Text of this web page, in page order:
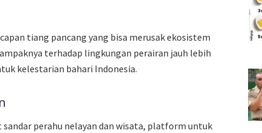
tiang pancang yang bisa merusak ekosistem
terhadap lingkungan perairan jauh lebih
kelestarian bahari Indonesia.
perahu nelayan dan wisata, platform untuk